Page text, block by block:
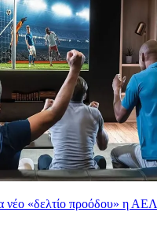
νέο «δελτίο προόδου» η ΑΕΛ